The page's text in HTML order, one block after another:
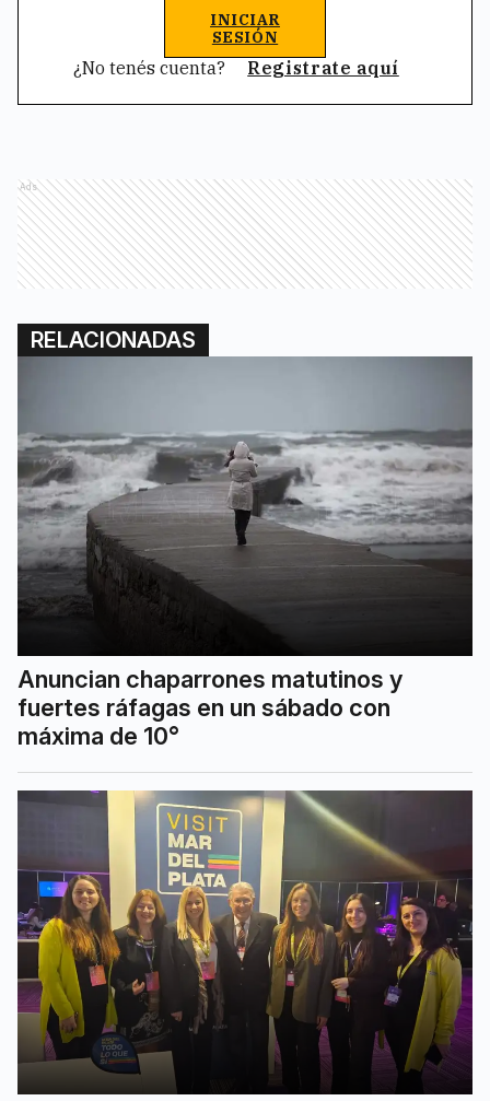
INICIAR
SESIÓN
¿No tenés cuenta? Registrate aquí
Ads
RELACIONADAS
Anuncian chaparrones matutinos y
fuertes ráfagas en un sábado con
máxima de 10°